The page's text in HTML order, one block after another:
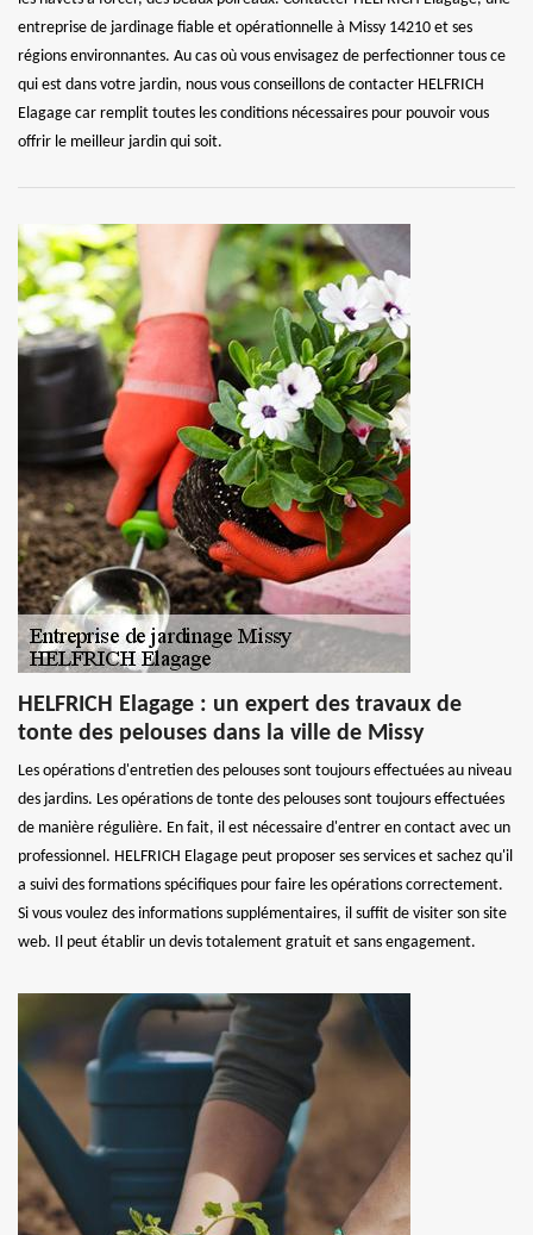
entreprise de jardinage fiable et opérationnelle à Missy 14210 et ses
régions environnantes. Au cas où vous envisagez de perfectionner tous ce
qui est dans votre jardin, nous vous conseillons de contacter HELFRICH
Elagage car remplit toutes les conditions nécessaires pour pouvoir vous
offrir le meilleur jardin qui soit.
HELFRICH Elagage : un expert des travaux de
tonte des pelouses dans la ville de Missy
Les opérations d'entretien des pelouses sont toujours effectuées au niveau
des jardins. Les opérations de tonte des pelouses sont toujours effectuées
de manière régulière. En fait, il est nécessaire d'entrer en contact avec un
professionnel. HELFRICH Elagage peut proposer ses services et sachez qu'il
a suivi des formations spécifiques pour faire les opérations correctement.
Si vous voulez des informations supplémentaires, il suffit de visiter son site
web. Il peut établir un devis totalement gratuit et sans engagement.